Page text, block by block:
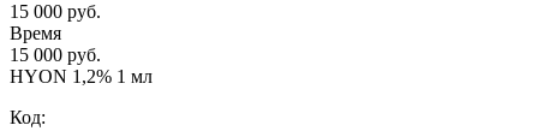
15 000 руб.
Время
15 000 руб.
HYON 1,2% 1 мл
Код: